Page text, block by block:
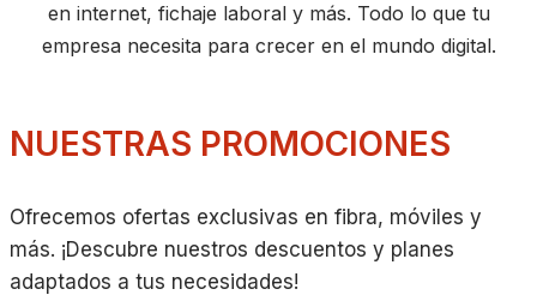
en internet, fichaje laboral y más. Todo lo que tu
empresa necesita para crecer en el mundo digital.
NUESTRAS PROMOCIONES
Ofrecemos ofertas exclusivas en fibra, móviles y
más. ¡Descubre nuestros descuentos y planes
adaptados a tus necesidades!